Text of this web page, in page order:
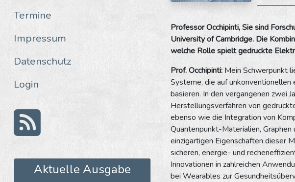
Termine
Impressum
Datenschutz
Login
Aktuelle Ausgabe
Professor Occhipinti, Sie sind
University of Cambridge. Die
welche Rolle spielt gedruckte
Prof. Occhipinti: Mein Schwerpunkt
Systeme, die auf
basieren. In den vergangenen zwei
Herstellungsverfahren von
ebenso wie die Integration von
Quantenpunkt-Materialien,
einzigartigen Eigenschaften dieser
sicheren, energie- und
Innovationen in zahlreichen
bei Wearables zur